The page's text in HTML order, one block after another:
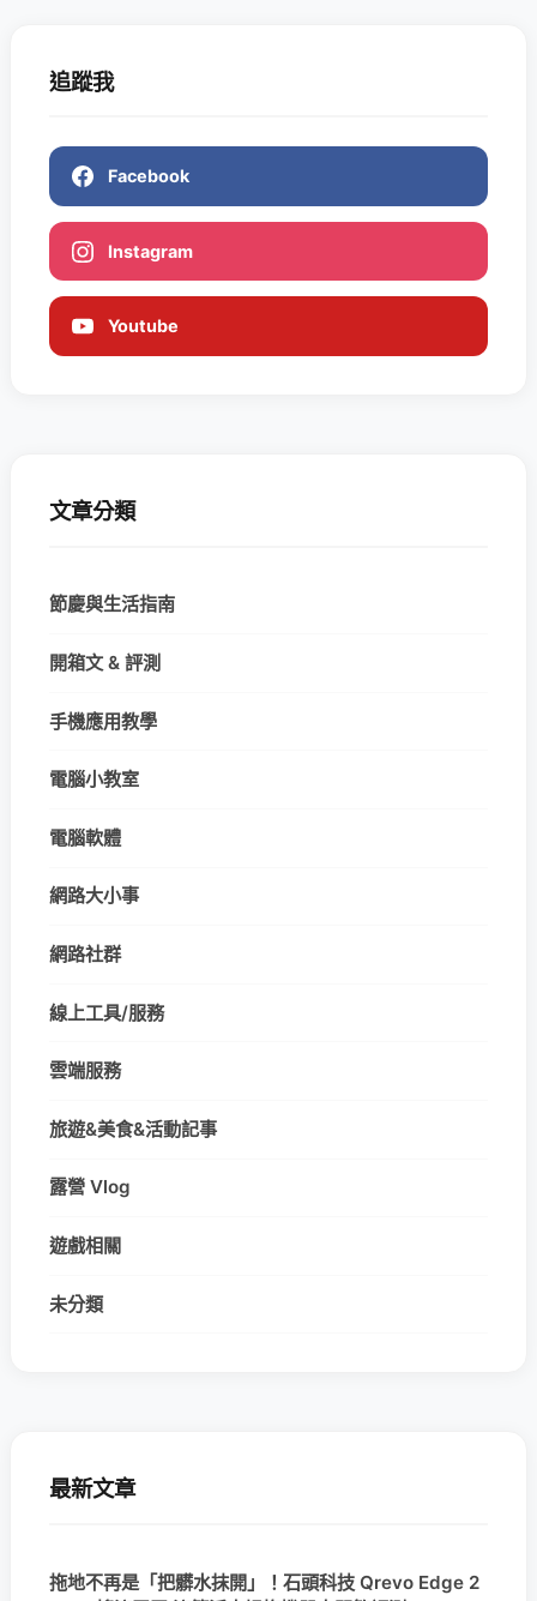
追蹤我
Facebook
Instagram
Youtube
文章分類
節慶與生活指南
開箱文 & 評測
手機應用教學
電腦小教室
電腦軟體
網路大小事
網路社群
線上工具/服務
雲端服務
旅遊&美食&活動記事
露營 Vlog
遊戲相關
未分類
最新文章
拖地不再是「把髒水抹開」！石頭科技 Qrevo Edge 2